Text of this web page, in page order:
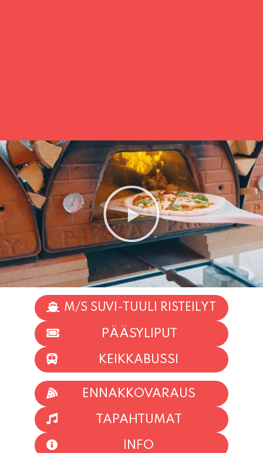
M/S SUVI-TUULI RISTEILYT
PÄÄSYLIPUT
KEIKKABUSSI
ENNAKKOVARAUS
TAPAHTUMAT
INFO